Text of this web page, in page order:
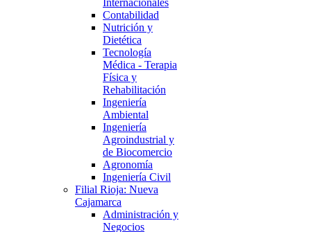
Internacionales
Contabilidad
Nutrición y
Dietética
Tecnología
Médica - Terapia
Física y
Rehabilitación
Ingeniería
Ambiental
Ingeniería
Agroindustrial y
de Biocomercio
Agronomía
Ingeniería Civil
Filial Rioja: Nueva
Cajamarca
Administración y
Negocios